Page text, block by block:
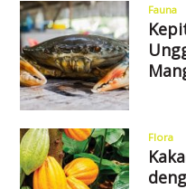
Fauna
Flora